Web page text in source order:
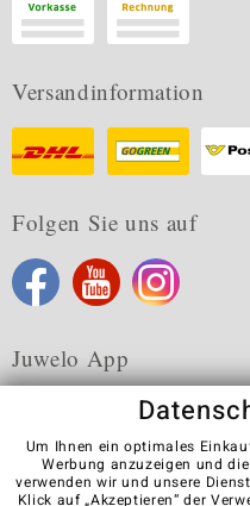
Versandinformation
Folgen Sie uns auf
Juwelo App
Karriere AGB
Um Ihnen ein optimales
Werbung anzuzeigen und
verwenden wir und unsere
Klick auf „Akzeptieren“ der